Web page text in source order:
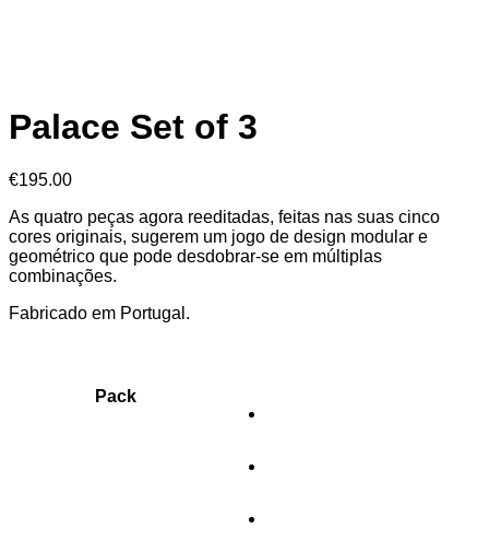
Palace Set of 3
€195.00
As quatro peças agora reeditadas, feitas nas suas cinco
cores originais, sugerem um jogo de design modular e
geométrico que pode desdobrar-se em múltiplas
combinações.
Fabricado em Portugal.
Pack